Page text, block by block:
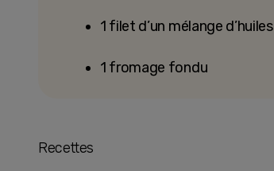
1 filet d’un mélange d’huiles
1 fromage fondu
Recettes